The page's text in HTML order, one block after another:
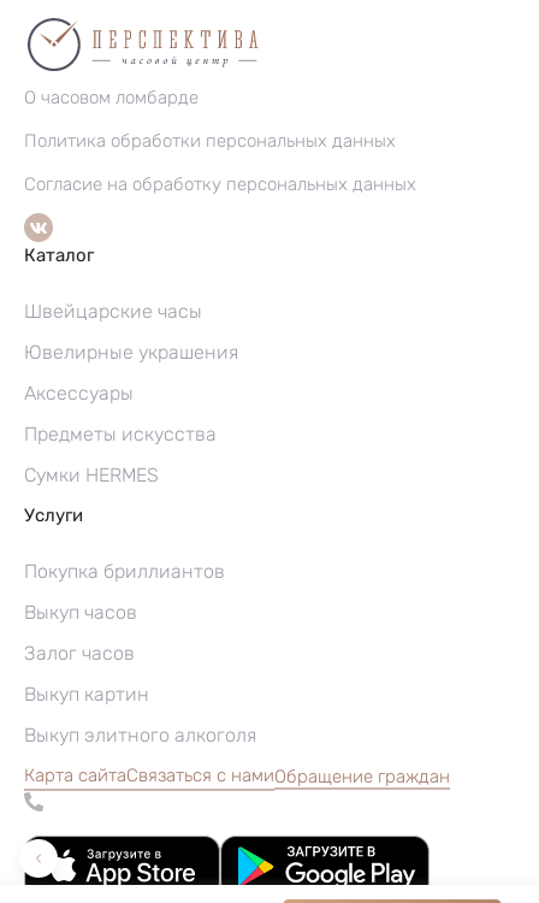
О часовом ломбарде
Политика обработки персональных данных
Согласие на обработку персональных данных
Каталог
Швейцарские часы
Ювелирные украшения
Аксессуары
Предметы искусства
Сумки HERMES
Услуги
Покупка бриллиантов
Выкуп часов
Залог часов
Выкуп картин
Выкуп элитного алкоголя
Карта сайтаСвязаться с намиОбращение граждан